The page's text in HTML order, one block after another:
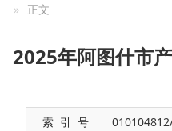
»
正文
2025年阿图什市
索 引 号